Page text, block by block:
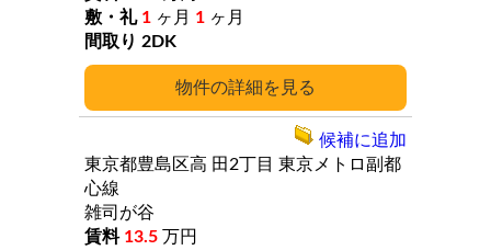
詳細
1 ヶ月 1 ヶ月
2DK
東京都豊島区高 田2丁目 東京メトロ副都
心線
雑司が谷
13.5 万円
候補に追加